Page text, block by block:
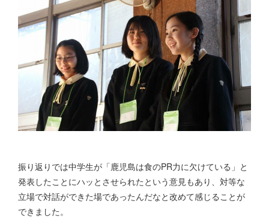
振り返りでは中学生が「鹿児島は食のPR力に欠けている」と
発表したことにハッとさせられたという意見もあり、対等な
立場で対話ができた場であったんだなと改めて感じることが
できました。